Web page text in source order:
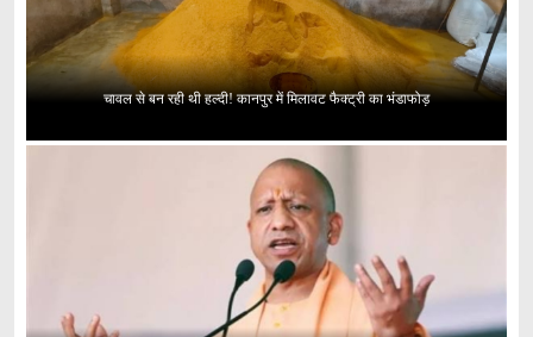
चावल से बन रही थी हल्दी! कानपुर में मिलावट फैक्ट्री का भंडाफोड़